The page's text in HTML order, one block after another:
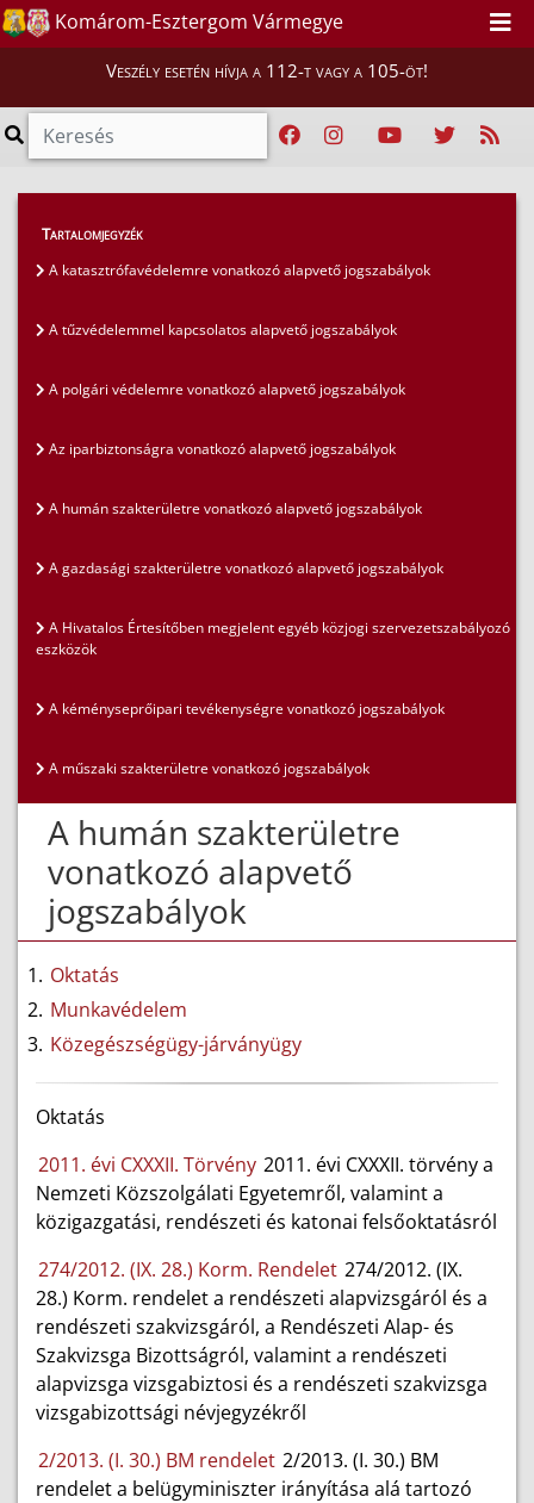
Komárom-Esztergom Vármegye
Veszély esetén hívja a 112-t vagy a 105-öt!
Szakmai tájékoztatók
A humán szakterületre vonatkozó alapvető
Tartalomjegyzék
A katasztrófavédelemre vonatkozó alapvető jogszabályok
A tűzvédelemmel kapcsolatos alapvető jogszabályok
A polgári védelemre vonatkozó alapvető jogszabályok
Az iparbiztonságra vonatkozó alapvető jogszabályok
A humán szakterületre vonatkozó alapvető jogszabályok
A gazdasági szakterületre vonatkozó alapvető jogszabályok
A Hivatalos Értesítőben megjelent egyéb közjogi szervezetszabályozó
eszközök
A kéményseprőipari tevékenységre vonatkozó jogszabályok
A műszaki szakterületre vonatkozó jogszabályok
A humán szakterületre
vonatkozó alapvető
jogszabályok
Oktatás
Munkavédelem
Közegészségügy-járványügy
Oktatás
2011. évi CXXXII. Törvény 2011. évi CXXXII. törvény a
Nemzeti Közszolgálati Egyetemről, valamint a
közigazgatási, rendészeti és katonai felsőoktatásról
274/2012. (IX. 28.) Korm. Rendelet 274/2012. (IX.
28.) Korm. rendelet a rendészeti alapvizsgáról és a
rendészeti szakvizsgáról, a Rendészeti Alap- és
Szakvizsga Bizottságról, valamint a rendészeti
alapvizsga vizsgabiztosi és a rendészeti szakvizsga
vizsgabizottsági névjegyzékről
2/2013. (I. 30.) BM rendelet 2/2013. (I. 30.) BM
rendelet a belügyminiszter irányítása alá tartozó